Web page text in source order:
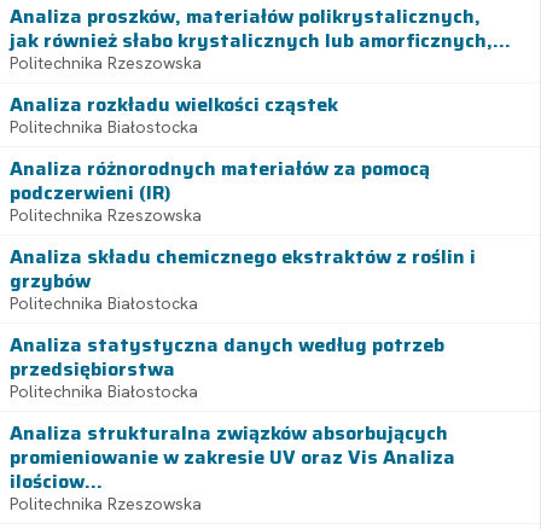
Analiza proszków, materiałów polikrystalicznych,
jak również słabo krystalicznych lub amorficznych,...
Politechnika Rzeszowska
Analiza rozkładu wielkości cząstek
Politechnika Białostocka
Analiza różnorodnych materiałów za pomocą
podczerwieni (IR)
Politechnika Rzeszowska
Analiza składu chemicznego ekstraktów z roślin i
grzybów
Politechnika Białostocka
Analiza statystyczna danych według potrzeb
przedsiębiorstwa
Politechnika Białostocka
Analiza strukturalna związków absorbujących
promieniowanie w zakresie UV oraz Vis Analiza
ilościow...
Politechnika Rzeszowska